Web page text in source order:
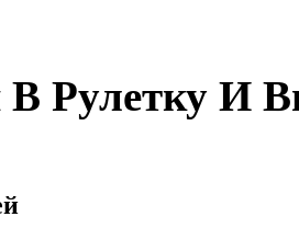
Рулетку И